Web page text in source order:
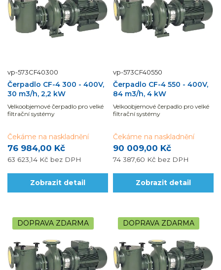
vp-573CF40300
Čerpadlo CF-4 300 - 400V,
30 m3/h, 2,2 kW
Velkoobjemové čerpadlo pro velké
filtrační systémy
76 984,00 Kč
63 623,14 Kč bez DPH
Čekáme na naskladnění
Zobrazit detail
vp-573CF40550
Čerpadlo CF-4 550 - 400V,
84 m3/h, 4 kW
Velkoobjemové čerpadlo pro velké
filtrační systémy
90 009,00 Kč
74 387,60 Kč bez DPH
Čekáme na naskladnění
Zobrazit detail
DOPRAVA ZDARMA DOPRAVA ZDARMA